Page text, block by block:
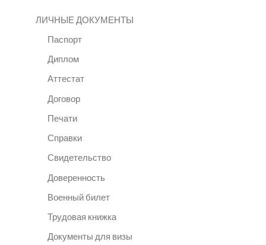
ЛИЧНЫЕ ДОКУМЕНТЫ
Паспорт
Диплом
Аттестат
Договор
Печати
Справки
Свидетельство
Доверенность
Военный билет
Трудовая книжка
Документы для визы